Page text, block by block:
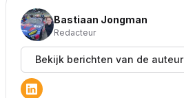
Bastiaan Jongman
Redacteur
Bekijk berichten van de auteur